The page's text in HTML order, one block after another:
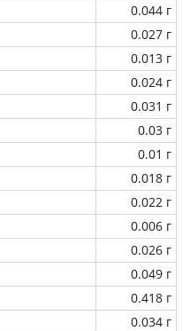
0.044 г
0.027 г
0.013 г
0.024 г
0.031 г
0.03 г
0.01 г
0.018 г
0.022 г
0.006 г
0.026 г
0.049 г
0.418 г
0.034 г